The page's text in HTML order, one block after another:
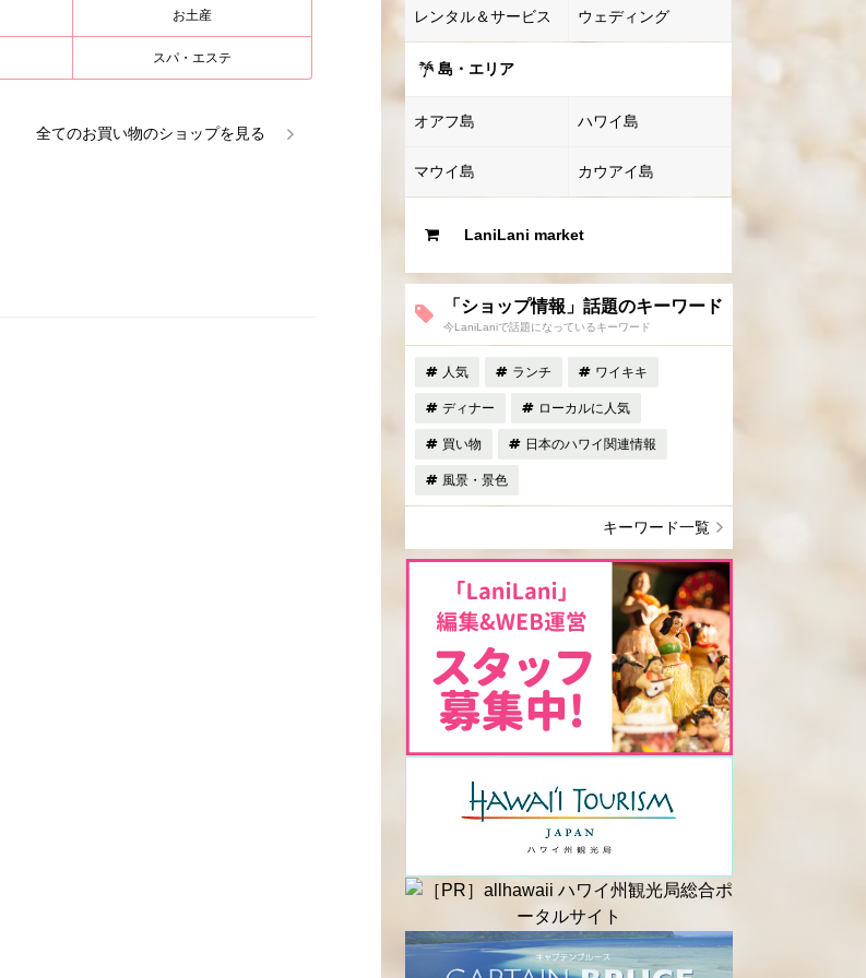
お土産
スパ・エステ
全てのお買い物のショップを見る
レンタル＆サービス ウェディング
島・エリア
オアフ島 ハワイ島
マウイ島 カウアイ島
LaniLani market
「ショップ情報」話題のキーワード
今LaniLaniで話題になっているキーワード
人気 ランチ ワイキキ
ディナー ローカルに人気
買い物 日本のハワイ関連情報
風景・景色
キーワード一覧